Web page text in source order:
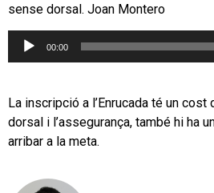
sense dorsal. Joan Montero
Reproductor
00:00
La inscripció a l’Enrucada té un
dorsal i l’assegurança, també hi ha
arribar a la meta.